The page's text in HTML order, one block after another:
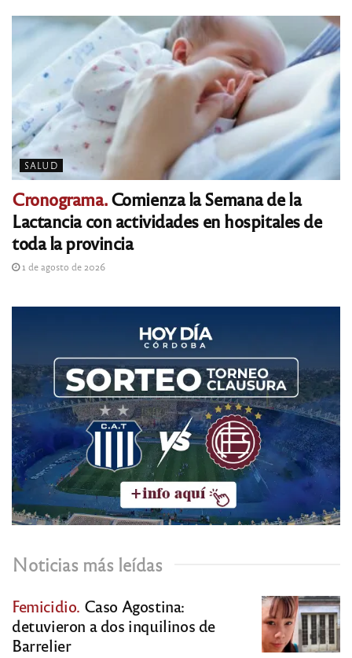
SALUD
Cronograma.Comienza la Semana de la
Lactancia con actividades en hospitales de
toda la provincia
1 de agosto de 2026
Noticias más leídas
Femicidio. Caso Agostina:
detuvieron a dos inquilinos de
Barrelier